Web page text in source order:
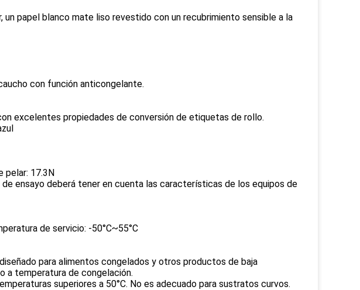
papel blanco mate liso revestido con un recubrimiento sensible a la
con función anticongelante.
excelentes propiedades de conversión de etiquetas de rollo.
pelar: 17.3N
ensayo deberá tener en cuenta las características de los equipos de
de servicio: -50°C~55°C
para alimentos congelados y otros productos de baja
a temperatura de congelación.
superiores a 50°C. No es adecuado para sustratos curvos.